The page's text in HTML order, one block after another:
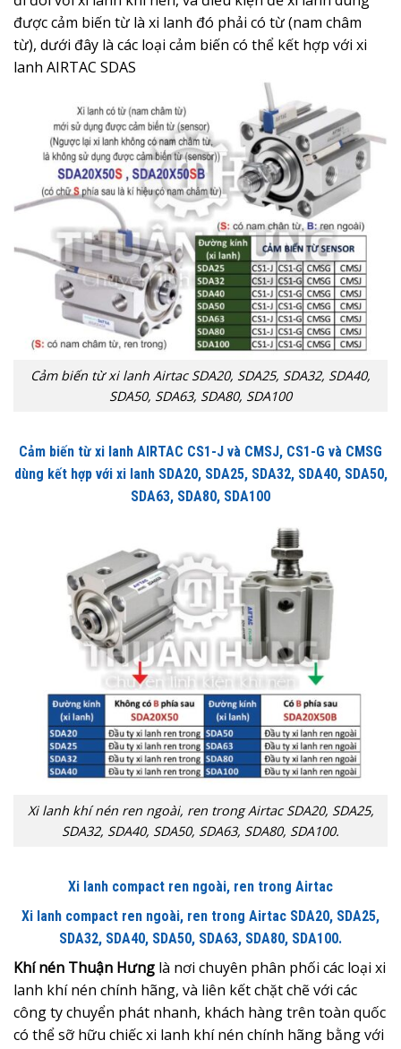
được cảm biến từ là xi lanh đó phải có từ (nam châm
từ), dưới đây là các loại cảm biến có thể kết hợp với xi
lanh AIRTAC SDAS
Cảm biến từ xi lanh Airtac SDA20, SDA25, SDA32, SDA40,
SDA50, SDA63, SDA80, SDA100
Cảm biến từ xi lanh AIRTAC CS1-J và CMSJ, CS1-G và CMSG
dùng kết hợp với xi lanh SDA20, SDA25, SDA32, SDA40, SDA50,
SDA63, SDA80, SDA100
Xi lanh khí nén ren ngoài, ren trong Airtac SDA20, SDA25,
SDA32, SDA40, SDA50, SDA63, SDA80, SDA100.
Xi lanh compact ren ngoài, ren trong Airtac
Xi lanh compact ren ngoài, ren trong Airtac SDA20, SDA25,
SDA32, SDA40, SDA50, SDA63, SDA80, SDA100.
Khí nén Thuận Hưng là nơi chuyên phân phối các loại xi
lanh khí nén chính hãng, và liên kết chặt chẽ với các
công ty chuyển phát nhanh, khách hàng trên toàn quốc
có thể sỡ hữu chiếc xi lanh khí nén chính hãng bằng với